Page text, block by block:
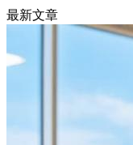
最新文章